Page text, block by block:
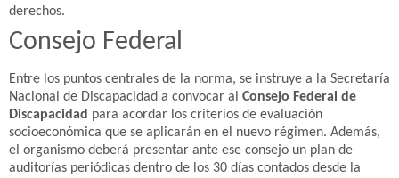
derechos.
Consejo Federal
Entre los puntos centrales de la norma, se instruye a la Secretaría
Nacional de Discapacidad a convocar al Consejo Federal de
Discapacidad para acordar los criterios de evaluación
socioeconómica que se aplicarán en el nuevo régimen. Además,
el organismo deberá presentar ante ese consejo un plan de
auditorías periódicas dentro de los 30 días contados desde la